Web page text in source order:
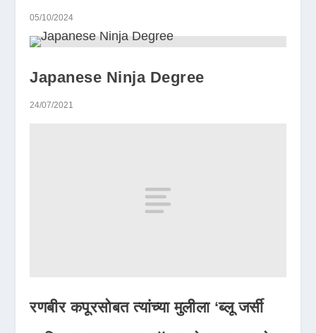
05/10/2024
Japanese Ninja Degree
24/07/2021
रणबीर कपूरसोबत त्यांच्या मुलीला ‘ब्लू जर्सी